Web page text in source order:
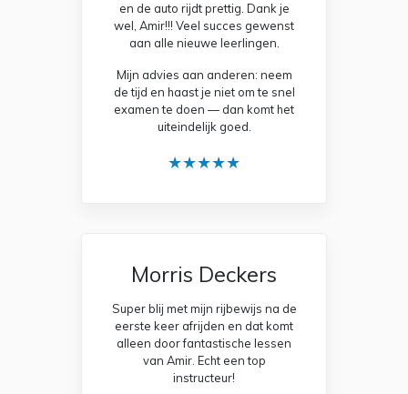
en de auto rijdt prettig. Dank je
wel, Amir!!! Veel succes gewenst
aan alle nieuwe leerlingen.
Mijn advies aan anderen: neem
de tijd en haast je niet om te snel
examen te doen — dan komt het
uiteindelijk goed.
★★★★★
Morris Deckers
Super blij met mijn rijbewijs na de
eerste keer afrijden en dat komt
alleen door fantastische lessen
van Amir. Echt een top
instructeur!